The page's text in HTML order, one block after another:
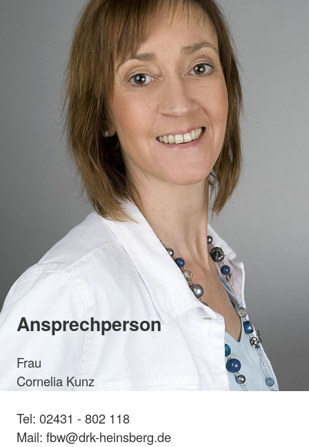
Ansprechperson
Frau
Cornelia Kunz
Tel: 02431 - 802 118
Mail: fbw@drk-heinsberg.de